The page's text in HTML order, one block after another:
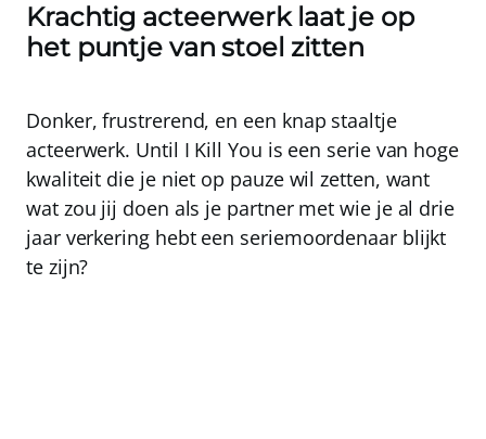
Krachtig acteerwerk laat je op
het puntje van stoel zitten
Donker, frustrerend, en een knap staaltje
acteerwerk. Until I Kill You is een serie van hoge
kwaliteit die je niet op pauze wil zetten, want
wat zou jij doen als je partner met wie je al drie
jaar verkering hebt een seriemoordenaar blijkt
te zijn?